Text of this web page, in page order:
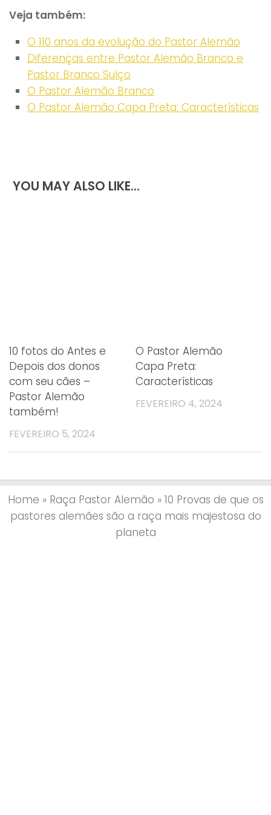
4. Dos cachorros mais adoráveis do mundo!
Veja também:
O 110 anos da evolução do Pastor Alemão
Diferenças entre Pastor Alemão Branco e
Pastor Branco Suíço
O Pastor Alemão Branco
O Pastor Alemão Capa Preta: Características
YOU MAY ALSO LIKE...
10 fotos do Antes e
Depois dos donos
com seu cães –
Pastor Alemão
também!
FEVEREIRO 5, 2024
O Pastor Alemão
Capa Preta:
Características
FEVEREIRO 4, 2024
Home » Raça Pastor Alemão » 10 Provas de que os
pastores alemães são a raça mais majestosa do
planeta